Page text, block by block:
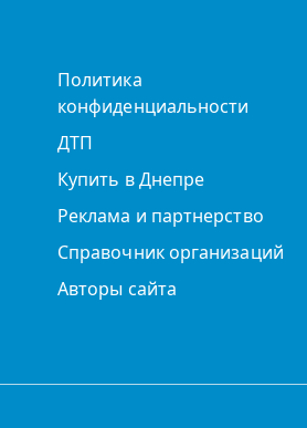
Политика
конфиденциальности
ДТП
Купить в Днепре
Реклама и партнерство
Справочник организаций
Авторы сайта